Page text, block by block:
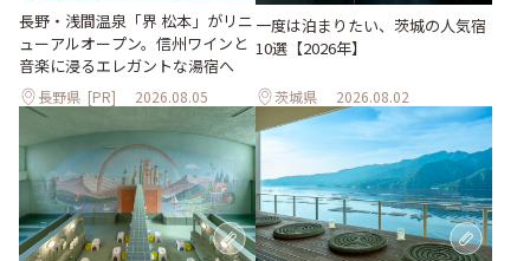
長野・浅間温泉「界 松本」がリニ
ューアルオープン。信州ワインと
音楽に浸るエレガントな湯宿へ
長野県 [PR] 2026.08.05
一度は泊まりたい、茨城の人気宿
10選【2026年】
茨城県 2026.08.02